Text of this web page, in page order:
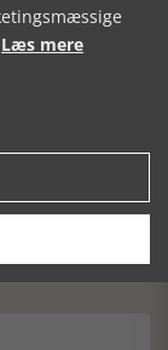
Læs mere